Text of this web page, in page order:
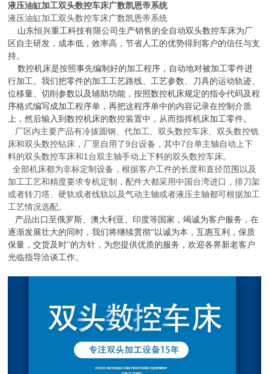
液压油缸加工双头数控车床广数凯恩帝系统
液压油缸加工双头数控车床广数凯恩帝系统
山东恒兴重工科技有限公司生产销售的全自动双头数控车床为厂
区自主研发，成本低，效率高，节省人工的优势得到客户的信任与支
持。
数控机床是按照事先编制好的加工程序，自动地对被加工零件进
行加工。我们把零件的加工工艺路线、工艺参数、刀具的运动轨迹、
位移量、切削参数以及辅助功能，按照数控机床规定的指令代码及程
序格式编写成加工程序单，再把这程序单中的内容记录在控制介质
上，然后输入到数控机床的数控装置中，从而指挥机床加工零件。
厂区内主要产品有冷拔圆钢、代加工、双头数控车床、双头数控铣
床和双头数控钻床，厂里自用了9台设备，其中7台单主轴自动上下
料的双头数控车床和1 台双主轴手动上下料的双头数控车床。
全部机床都为非标定制设备，根据客户工件的长度和直径范围以及
加工工艺和精度要求专机定制，配件大都采用中国台湾进口，排刀架
或者转刀塔、硬轨或者线轨以及气动主轴或者液压主轴都可根据加工
工艺情况选配。
产品出口至俄罗斯、澳大利亚、印度等国家，竭诚为客户服务，在
逐渐发展壮大的同时，我们将继续贯彻“以诚为本，互惠互利，保质
保量，交货及时"的方针，为您提供优质的服务，欢迎各界新老客户
光临指导洽谈工作。